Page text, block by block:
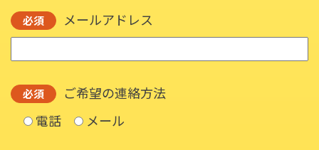
必須 メールアドレス
必須
ご希望の連絡方法
電話
メール